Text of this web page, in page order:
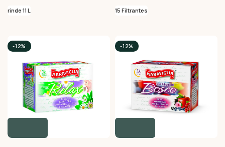
rinde 11 L 15 Filtrantes
-12% -12%